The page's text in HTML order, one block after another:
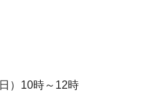
）10時～12時